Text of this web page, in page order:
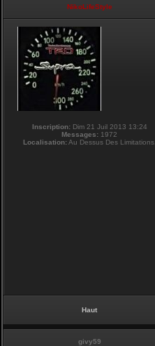
NikoLifeStyle
Inscription:Dim 21 Juil 2013 13:24
Messages: 1972
Localisation:Au Dessus Des Limitations.
Haut
givy59